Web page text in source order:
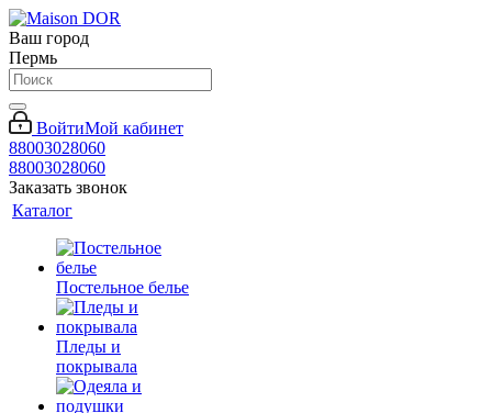
Ваш город
Пермь
ВойтиМой кабинет
88003028060
88003028060
Заказать звонок
Каталог
Постельное белье
Пледы и
покрывала